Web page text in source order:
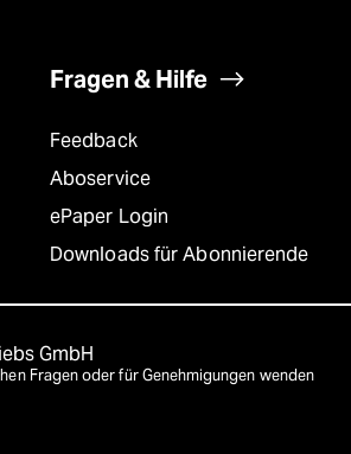
Fragen & Hilfe
Feedback
Aboservice
ePaper Login
Downloads für Abonnierende
GmbH
Fragen oder für Genehmigungen wenden